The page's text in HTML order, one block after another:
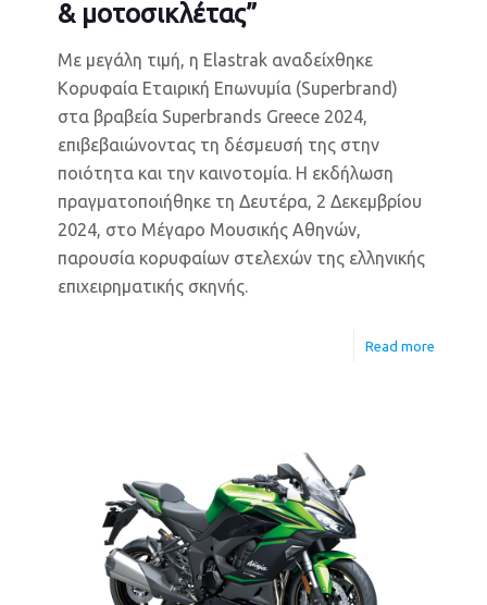
& μοτοσικλέτας”
Με μεγάλη τιμή, η Elastrak αναδείχθηκε
Κορυφαία Εταιρική Επωνυμία (Superbrand)
στα βραβεία Superbrands Greece 2024,
επιβεβαιώνοντας τη δέσμευσή της στην
ποιότητα και την καινοτομία. Η εκδήλωση
πραγματοποιήθηκε τη Δευτέρα, 2 Δεκεμβρίου
2024, στο Μέγαρο Μουσικής Αθηνών,
παρουσία κορυφαίων στελεχών της ελληνικής
επιχειρηματικής σκηνής.
Read more